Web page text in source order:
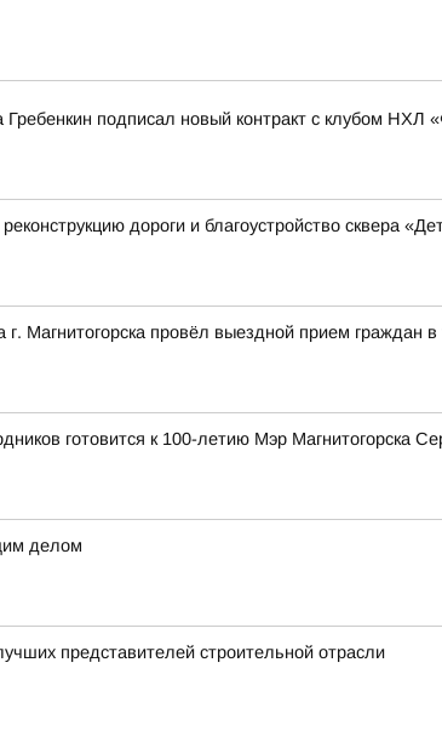
Гребенкин подписал новый контракт с клубом
дороги и благоустройство сквера
г. Магнитогорска провёл выездной прием граждан
готовится к 100-летию Мэр Магнитогорска
делом
представителей строительной отрасли